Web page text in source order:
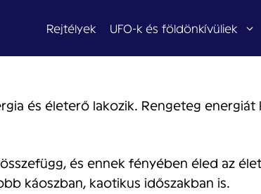
Rejtélyek UFO-k és földönkívüliek
és életerő lakozik. Rengeteg
és ennek fényében éled az
káoszban, kaotikus időszakban is.